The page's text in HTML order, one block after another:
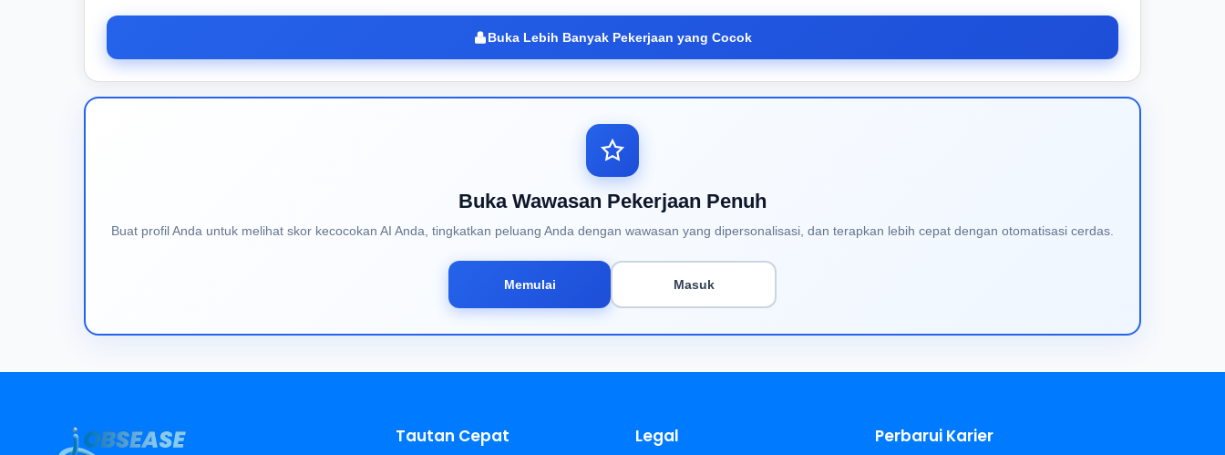
Buka Lebih Banyak Pekerjaan yang Cocok
Buka Wawasan Pekerjaan Penuh
Buat profil Anda untuk melihat skor kecocokan AI Anda, tingkatkan peluang Anda dengan wawasan yang dipersonalisasi, dan terapkan lebih cepat dengan otomatisasi cerdas.
Memulai Masuk
Tautan Cepat Legal Perbarui Karier